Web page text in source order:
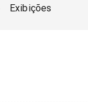
Exibições